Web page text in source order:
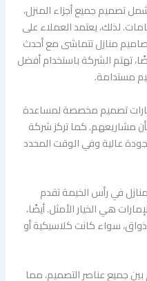
تصميم جميع أجزاء المنزل،
لذلك، يعتمد العملاء على
منازل تتماشى مع أحدث
تهتم الشركة باستخدام أفضل
مستدامة.
تصميم مخصصة لمساعدة
مشاريعهم. كما تركز شركة
عالية وفي الوقت المحدد
في رأس الخيمة تقدم
هي الخيار الأمثل. أيضًا،
سواء كانت كلاسيكية أو
جميع عناصر التصميم، مما